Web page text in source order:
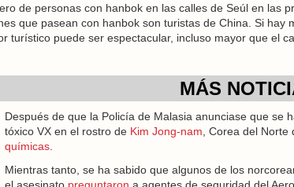
de personas con hanbok en las calles de Seúl en las
que pasean con hanbok son turistas de China. Si hay
turístico puede ser espectacular, incluso mayor que el
MÁS
Después de que la Policía de Malasia anunciase que se
tóxico VX en el rostro de Kim Jong-nam , Corea del
químicas
Mientras tanto, se ha sabido que algunos de los
el asesinato preguntaron a agentes de seguridad del